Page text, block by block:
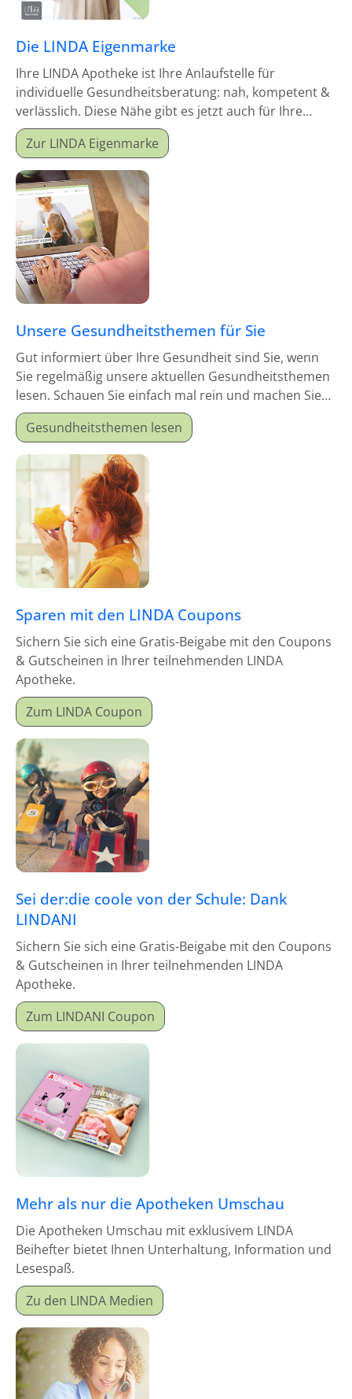
Die LINDA Eigenmarke
Ihre LINDA Apotheke ist Ihre Anlaufstelle für
individuelle Gesundheitsberatung: nah, kompetent &
verlässlich. Diese Nähe gibt es jetzt auch für Ihre
Hausapotheke!
Zur LINDA Eigenmarke
Unsere Gesundheitsthemen für Sie
Gut informiert über Ihre Gesundheit sind Sie, wenn
Sie regelmäßig unsere aktuellen Gesundheitsthemen
lesen. Schauen Sie einfach mal rein und machen Sie
sich schlau!
Gesundheitsthemen lesen
Sparen mit den LINDA Coupons
Sichern Sie sich eine Gratis-Beigabe mit den Coupons
& Gutscheinen in Ihrer teilnehmenden LINDA
Apotheke.
Zum LINDA Coupon
Sei der:die coole von der Schule: Dank
LINDANI
Sichern Sie sich eine Gratis-Beigabe mit den Coupons
& Gutscheinen in Ihrer teilnehmenden LINDA
Apotheke.
Zum LINDANI Coupon
Mehr als nur die Apotheken Umschau
Die Apotheken Umschau mit exklusivem LINDA
Beihefter bietet Ihnen Unterhaltung, Information und
Lesespaß.
Zu den LINDA Medien